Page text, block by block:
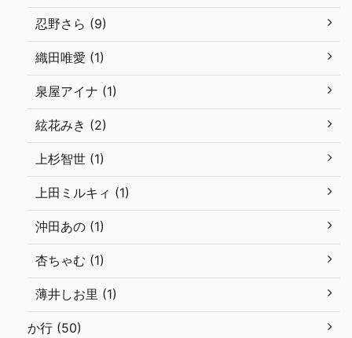
忍野さら (9)
織田唯愛 (1)
泉屋アイナ (1)
絃花みき (2)
上杉智世 (1)
上田ミルキィ (1)
沖田あの (1)
杏ちゃむ (1)
薄井しお里 (1)
か行 (50)